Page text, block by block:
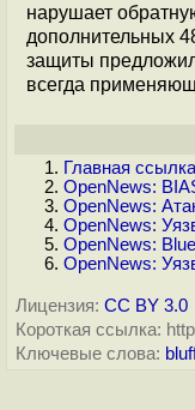
нарушает
дополнительных
защиты
всегда
Главная
OpenNews:
OpenNews:
OpenNews:
OpenNews:
OpenNews:
Лицензия: CC BY 3.0
Короткая ссылка:
Ключевые слова: